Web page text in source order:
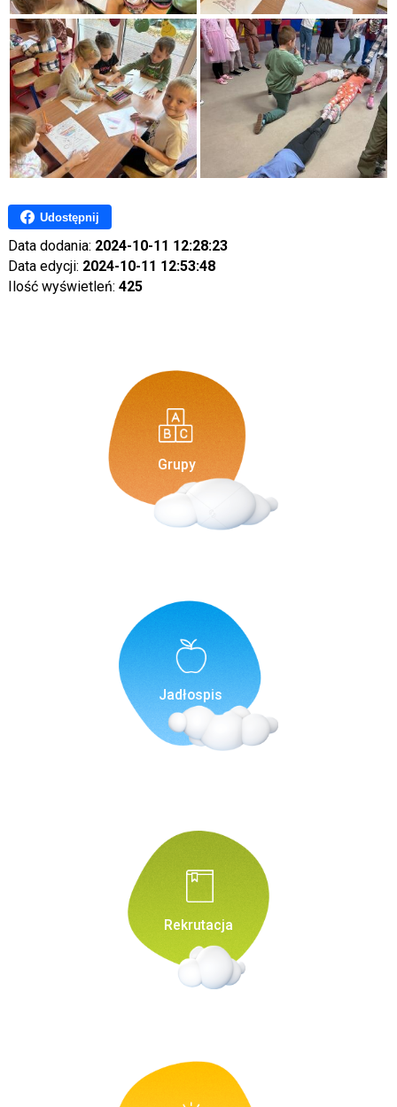
Udostępnij
Data dodania: 2024-10-11 12:28:23
Data edycji: 2024-10-11 12:53:48
Ilość wyświetleń: 425
Grupy
Jadłospis
Rekrutacja